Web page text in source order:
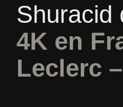
Shuracid
4K en
Leclerc